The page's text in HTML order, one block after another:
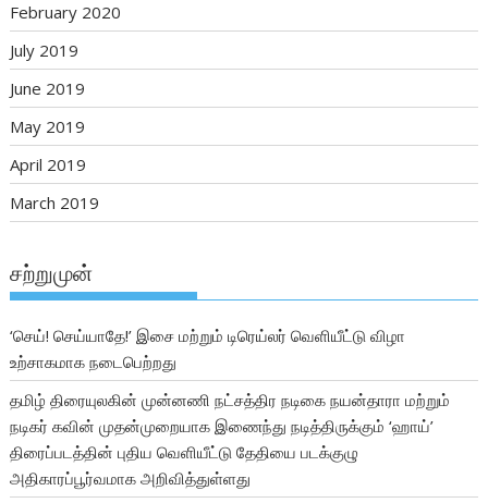
February 2020
July 2019
June 2019
May 2019
April 2019
March 2019
சற்றுமுன்
‘செய்! செய்யாதே!’ இசை மற்றும் டிரெய்லர் வெளியீட்டு விழா
உற்சாகமாக நடைபெற்றது
தமிழ் திரையுலகின் முன்னணி நட்சத்திர நடிகை நயன்தாரா மற்றும்
நடிகர் கவின் முதன்முறையாக இணைந்து நடித்திருக்கும் ‘ஹாய்’
திரைப்படத்தின் புதிய வெளியீட்டு தேதியை படக்குழு
அதிகாரப்பூர்வமாக அறிவித்துள்ளது